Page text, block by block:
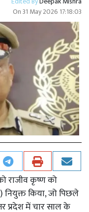
On31 May 2026 17:18:03
राजीव कृष्ण को
किया, जो पिछले
प्रदेश में चार साल के